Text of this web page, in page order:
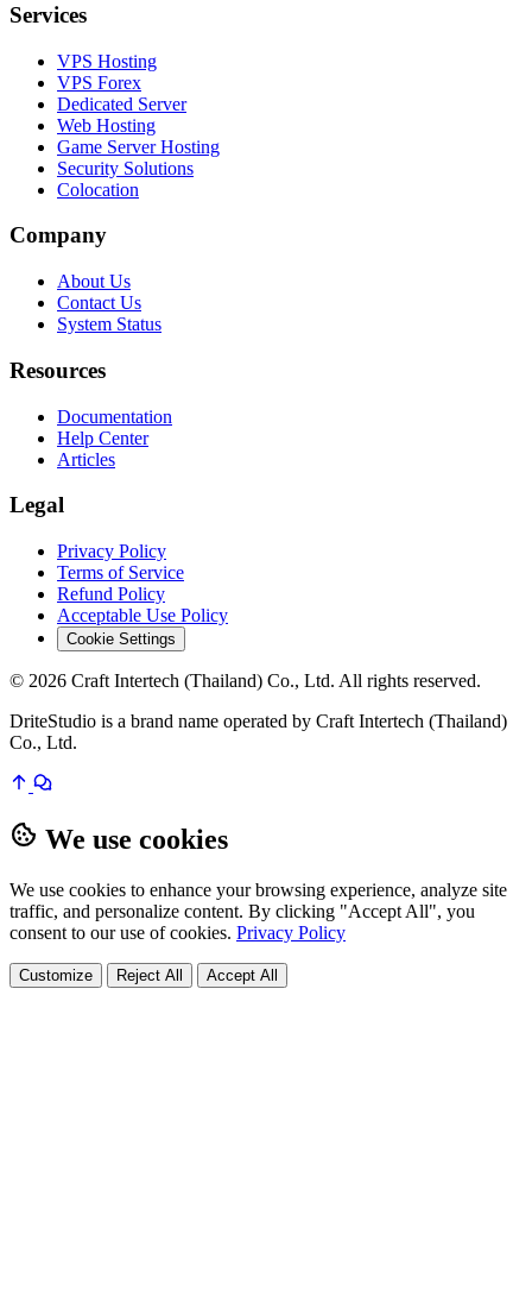
Services
VPS Hosting
VPS Forex
Dedicated Server
Web Hosting
Game Server Hosting
Security Solutions
Colocation
Company
About Us
Contact Us
System Status
Resources
Documentation
Help Center
Articles
Legal
Privacy Policy
Terms of Service
Refund Policy
Acceptable Use Policy
Cookie Settings
© 2026 Craft Intertech (Thailand) Co., Ltd. All rights reserved.
DriteStudio is a brand name operated by Craft Intertech (Thailand)
Co., Ltd.
We use cookies
We use cookies to enhance your browsing experience, analyze site
traffic, and personalize content. By clicking "Accept All", you
consent to our use of cookies. Privacy Policy
Customize Reject All Accept All